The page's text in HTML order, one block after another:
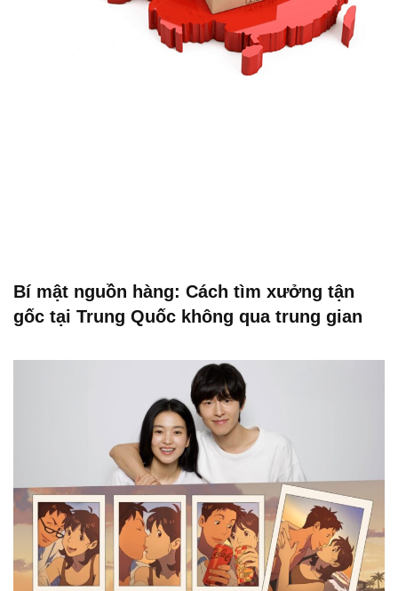
Bí mật nguồn hàng: Cách tìm xưởng tận
gốc tại Trung Quốc không qua trung gian